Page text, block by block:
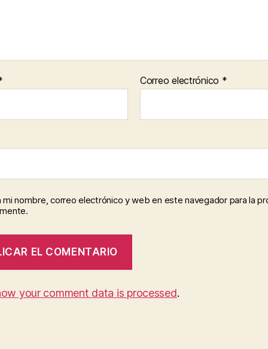
Correo electrónico *
mi nombre, correo electrónico y web en este navegador para la
your comment data is processed.